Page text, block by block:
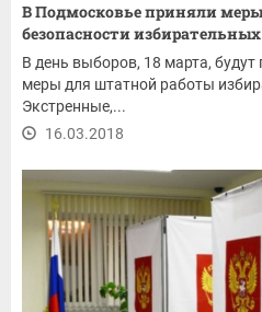
В Подмосковье приняли
безопасности
В день выборов, 18 марта,
меры для штатной работы
Экстренные,...
16.03.2018